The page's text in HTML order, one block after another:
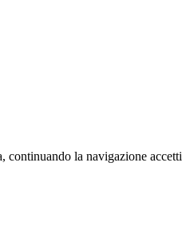
continuando la navigazione accetti